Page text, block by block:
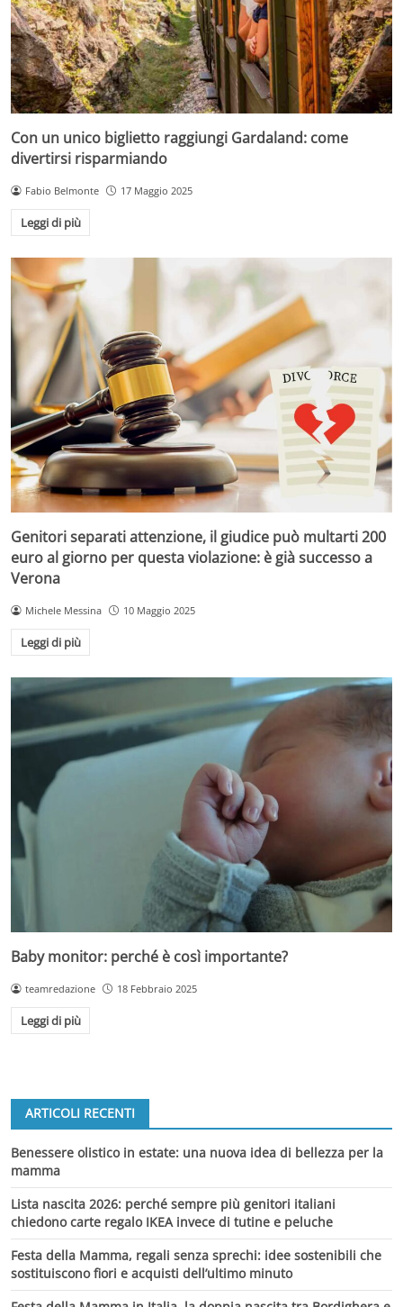
Con un unico biglietto raggiungi Gardaland: come
divertirsi risparmiando
Fabio Belmonte 17 Maggio 2025
Leggi di più
Genitori separati attenzione, il giudice può multarti 200
euro al giorno per questa violazione: è già successo a
Verona
Michele Messina 10 Maggio 2025
Leggi di più
Baby monitor: perché è così importante?
teamredazione 18 Febbraio 2025
Leggi di più
ARTICOLI RECENTI
Benessere olistico in estate: una nuova idea di bellezza per la
mamma
Lista nascita 2026: perché sempre più genitori italiani
chiedono carte regalo IKEA invece di tutine e peluche
Festa della Mamma, regali senza sprechi: idee sostenibili che
sostituiscono fiori e acquisti dell’ultimo minuto